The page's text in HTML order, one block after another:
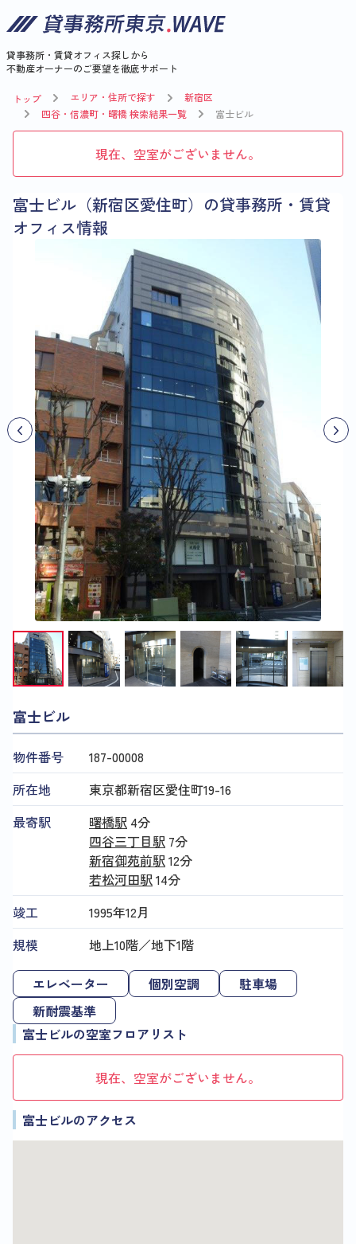
貸事務所・賃貸オフィス探しから
不動産オーナーのご要望を徹底サポート
トップ エリア・住所で探す
新宿区
四谷・信濃町・曙橋 検索結果一覧
富士ビル
現在、空室がございません。
富士ビル（新宿区愛住町）の貸事務所・賃貸
オフィス情報
富士ビル
物件番号
187​-​00008
所在地
東京都新宿区愛住町19-16
最寄駅
曙橋駅 4分
四谷三丁目駅 7分
新宿御苑前駅12分
若松河田駅14分
竣工
1995年12月
規模
地上10階／地下1階
エレベーター 個別空調
駐車場
新耐震基準
富士ビルの空室フロアリスト
現在、空室がございません。
富士ビルのアクセス